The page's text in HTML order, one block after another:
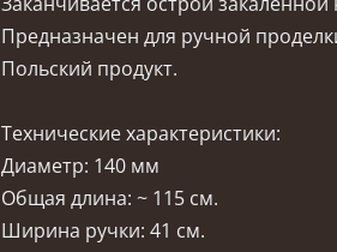
Предназначен для ручной
Польский продукт.
Технические характеристики:
Диаметр: 140 мм
Общая длина: ~ 115 см.
Ширина ручки: 41 см.